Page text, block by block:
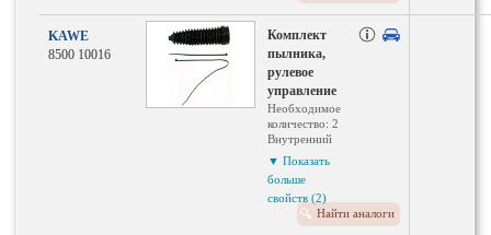
Материал:
KAWE
8500 10016
Комплект
пылника,
рулевое
управление
Необходимое
количество: 2
Внутренний
диаметр
1(мм): 12
Высота: 200
мм
Внутренний
диаметр 2
▼ Показать
больше
свойств (2)
Найти аналоги